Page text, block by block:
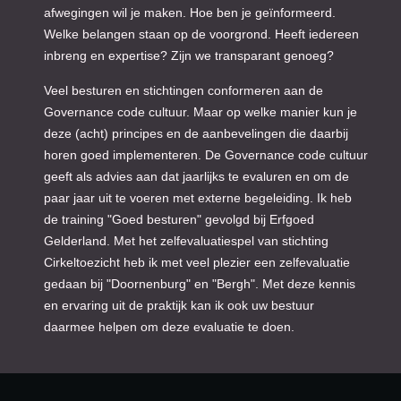
afwegingen wil je maken. Hoe ben je geïnformeerd.
Welke belangen staan op de voorgrond. Heeft iedereen
inbreng en expertise? Zijn we transparant genoeg?
Veel besturen en stichtingen conformeren aan de
Governance code cultuur. Maar op welke manier kun je
deze (acht) principes en de aanbevelingen die daarbij
horen goed implementeren. De Governance code cultuur
geeft als advies aan dat jaarlijks te evaluren en om de
paar jaar uit te voeren met externe begeleiding. Ik heb
de training "Goed besturen" gevolgd bij Erfgoed
Gelderland. Met het zelfevaluatiespel van stichting
Cirkeltoezicht heb ik met veel plezier een zelfevaluatie
gedaan bij "Doornenburg" en "Bergh". Met deze kennis
en ervaring uit de praktijk kan ik ook uw bestuur
daarmee helpen om deze evaluatie te doen.